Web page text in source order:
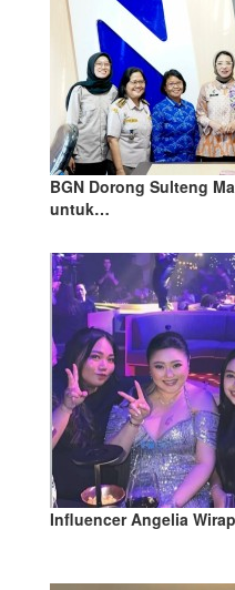
BGN Dorong Sulteng
untuk…
Influencer Angelia